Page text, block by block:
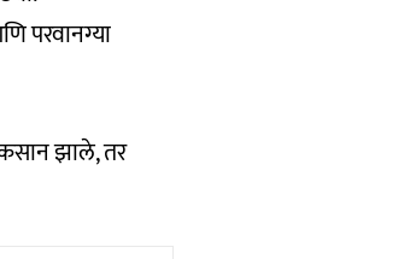
परवानग्या
झाले, तर